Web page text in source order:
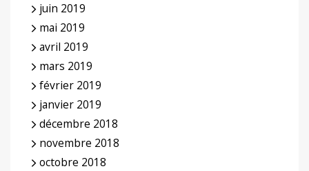
juin 2019
mai 2019
avril 2019
mars 2019
février 2019
janvier 2019
décembre 2018
novembre 2018
octobre 2018